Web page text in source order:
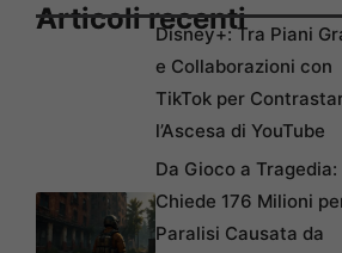
Articoli recenti
Disney+: Tra Piani
e Collaborazioni con
TikTok per
l’Ascesa di YouTube
Da Gioco a Tragedia:
Chiede 176 Milioni
Paralisi Causata da